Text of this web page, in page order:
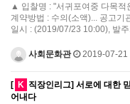
▲ 입찰명 : "서귀포여중 다목적
계약방법 : 수의(소액)... 공고기
일시 : (2019/07/23 10:00), 발
사회문화관 2019-07-21
[ K 직장인리그] 서로에 대한
어내다